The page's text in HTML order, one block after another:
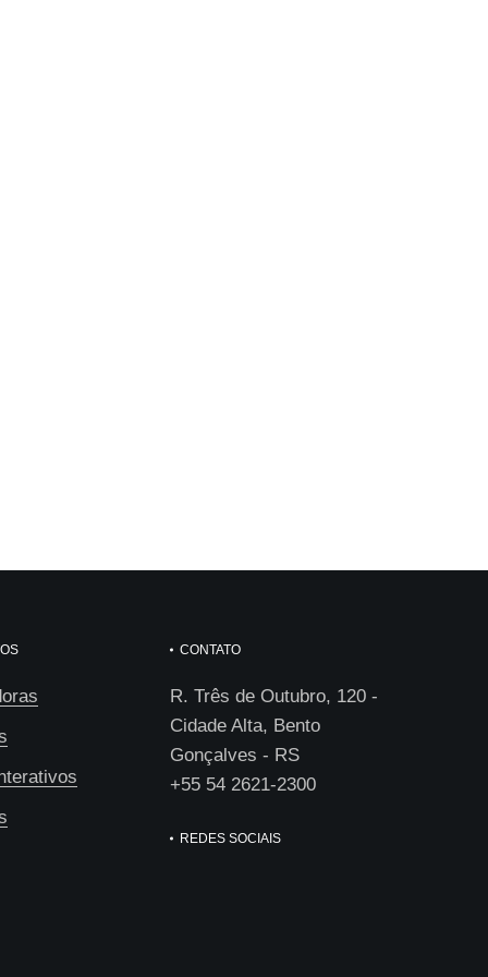
CONTATO
R. Três de Outubro, 120 -
Cidade Alta, Bento
Gonçalves - RS
+55 54 2621-2300
REDES SOCIAIS